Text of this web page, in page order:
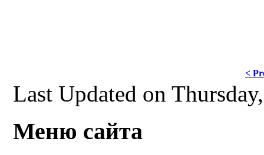
<
Last Updated on
Меню сайта